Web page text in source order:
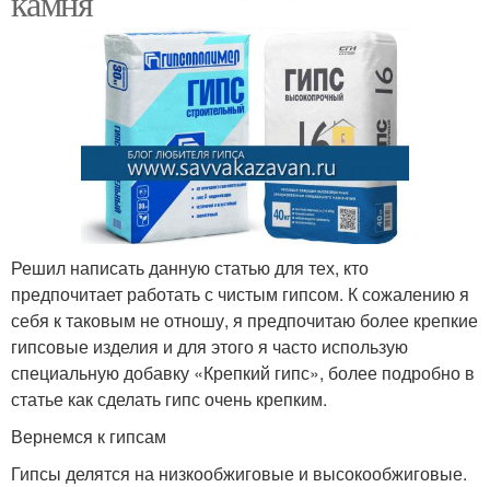
Решил написать данную статью для тех, кто
предпочитает работать с чистым гипсом. К сожалению я
себя к таковым не отношу, я предпочитаю более крепкие
гипсовые изделия и для этого я часто использую
специальную добавку «Крепкий гипс», более подробно в
статье как сделать гипс очень крепким.
Вернемся к гипсам
Гипсы делятся на низкообжиговые и высокообжиговые.